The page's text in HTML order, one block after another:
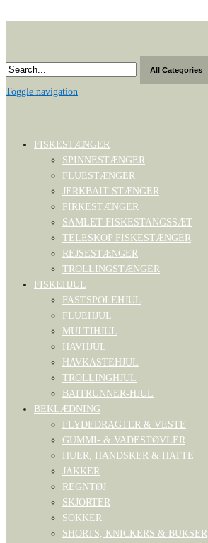
content
Toggle navigation
FISKESTÆNGER
SPINNESTÆNGER
FLUESTÆNGER
JERKBAIT STÆNGER
PIRKESTÆNGER
SAMLET FISKESTANGSSÆT
TELESKOP FISKESTÆNGER
REJSESTÆNGER
TROLLINGSTÆNGER
FISKEHJUL
FASTSPOLEHJUL
FLUEHJUL
MULTIHJUL
HAVHJUL
HAVKASTEHJUL
TROLLINGHJUL
BAITRUNNER-HJUL
BEKLÆDNING
FLYDEDRAGTER & VESTE
GUMMI- & VADESTØVLER
HUER, HANDSKER & HATTE
JAKKER
REGNTØJ
SKJORTER
SOKKER
SHORTS, KNICKERS & BUKSER